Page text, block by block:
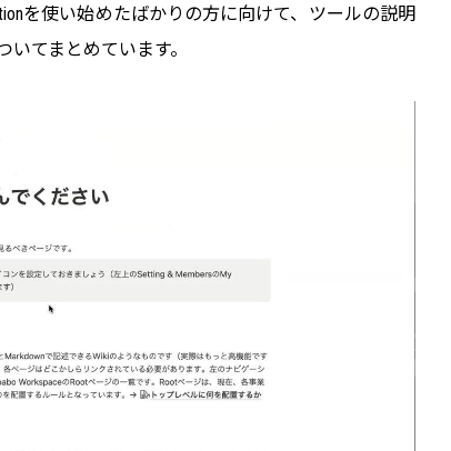
を使い始めたばかりの方に向けて、ツールの説明
いてまとめています。